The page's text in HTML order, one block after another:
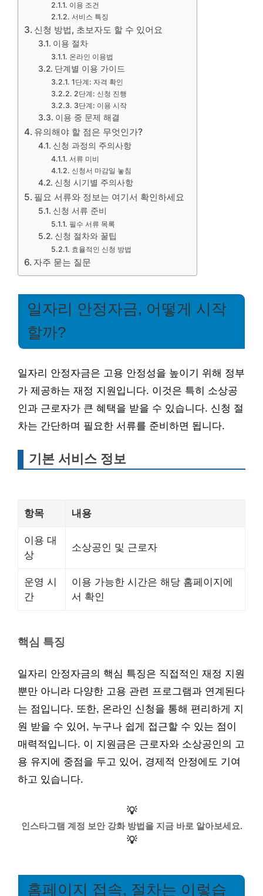
이용 조건
서비스 특징
신청 방법, 초보자도 할 수 있어요
이용 절차
온라인 이용법
단계별 이용 가이드
1단계: 자격 확인
2단계: 신청 진행
3단계: 이용 시작
이용 중 문제 해결
유의해야 할 점은 무엇인가?
신청 과정의 주의사항
서류 미비
신청서 마감일 놓침
신청 시기별 주의사항
필요 서류와 정보는 여기서 확인하세요
신청 서류 준비
필수 서류 목록
신청 절차와 꿀팁
효율적인 신청 방법
자주 묻는 질문
일자리 안정자금, 어떻게 시작
할까?
일자리 안정자금은 고용 안정성을 높이기 위해 정부
가 제공하는 재정 지원입니다. 이것은 특히 소상공
인과 근로자가 큰 혜택을 받을 수 있습니다. 신청 절
차는 간단하며 필요한 서류를 준비하면 됩니다.
기본 서비스 정보
항목 내용
이용 대
상
소상공인 및 근로자
운영 시
간
이용 가능한 시간은 해당 홈페이지에
서 확인
핵심 특징
일자리 안정자금의 핵심 특징은 직접적인 재정 지원
뿐만 아니라 다양한 고용 관련 프로그램과 연계된다
는 점입니다. 또한, 온라인 신청을 통해 편리하게 지
원 받을 수 있어, 누구나 쉽게 접근할 수 있는 점이
매력적입니다. 이 지원금은 근로자와 소상공인의 고
용 유지에 중점을 두고 있어, 경제적 안정에도 기여
하고 있습니다.
💡
인스타그램 계정 보안 강화 방법을 지금 바로 알아보세요.
💡
홈페이지 접속, 절차는 이렇습